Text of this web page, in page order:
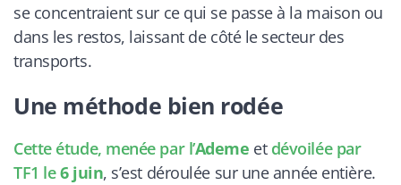
se concentraient sur ce qui se passe à la maison ou
dans les restos, laissant de côté le secteur des
transports.
Une méthode bien rodée
Cette étude, menée par l’Ademe et dévoilée par
TF1 le6 juin, s’est déroulée sur une année entière.